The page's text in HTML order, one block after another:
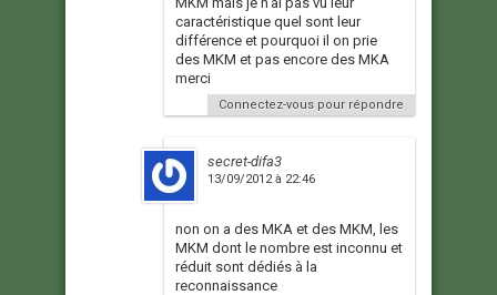
caractéristique quel sont leur
différence et pourquoi il on prie
des MKM et pas encore des MKA
merci
Connectez-vous pour répondre
secret-difa3
13/09/2012 à 22:46
non on a des MKA et des MKM, les
MKM dont le nombre est inconnu et
réduit sont dédiés à la
reconnaissance